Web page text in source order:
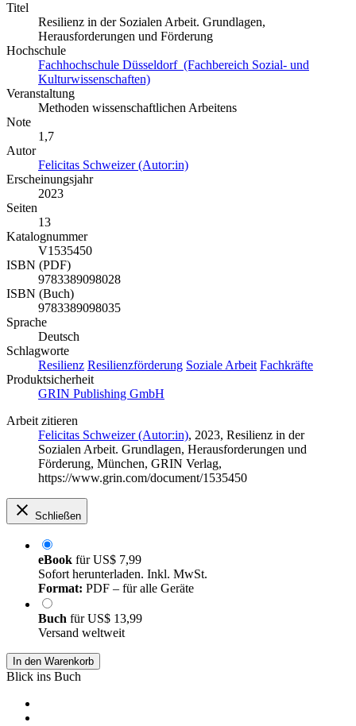
Titel
Resilienz in der Sozialen Arbeit. Grundlagen,
Herausforderungen und Förderung
Hochschule
Fachhochschule Düsseldorf (Fachbereich Sozial- und
Kulturwissenschaften)
Veranstaltung
Methoden wissenschaftlichen Arbeitens
Note
1,7
Autor
Felicitas Schweizer (Autor:in)
Erscheinungsjahr
2023
Seiten
13
Katalognummer
V1535450
ISBN (PDF)
9783389098028
ISBN (Buch)
9783389098035
Sprache
Deutsch
Schlagworte
Resilienz Resilienzförderung Soziale Arbeit Fachkräfte
Produktsicherheit
GRIN Publishing GmbH
Arbeit zitieren
Felicitas Schweizer (Autor:in), 2023, Resilienz in der
Sozialen Arbeit. Grundlagen, Herausforderungen und
Förderung, München, GRIN Verlag,
https://www.grin.com/document/1535450
Schließen
eBook fürUS$ 7,99
Sofort herunterladen. Inkl. MwSt.
Format: PDF – für alle Geräte
Buch fürUS$ 13,99
Versand weltweit
In den Warenkorb
Blick ins Buch